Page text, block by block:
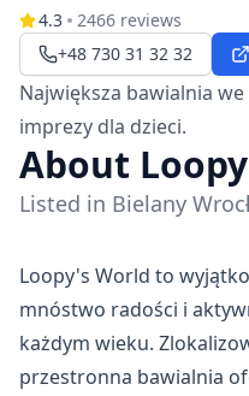
4.3 2466 reviews
+48 730 31 32 32
Największa bawialnia
imprezy dla dzieci.
About
Listed in Bielany
Loopy's World to
mnóstwo radości i
każdym wieku.
przestronna bawialnia